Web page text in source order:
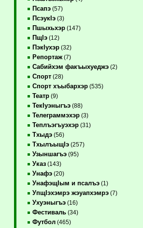
Псапэ(57)
ПсэукIэ(3)
Пшыхьхэр(147)
ПщIэ(12)
ПэкIухэр(32)
Репортаж(7)
Сабийхэм факъыхуеджэ(2)
Спорт(28)
Спорт хъыбархэр(535)
Театр(9)
ТекIуэныгъэ(88)
Телеграммэхэр(3)
Теплъэгъуэхэр(31)
Тхыдэ(56)
ТхылъыщIэ(257)
Узыншагъэ(95)
Указ(143)
Унафэ(20)
УнафэщIым и псалъэ(1)
УпщIэхэмрэ жэуапхэмрэ(7)
Ухуэныгъэ(16)
Фестиваль(34)
Футбол(465)